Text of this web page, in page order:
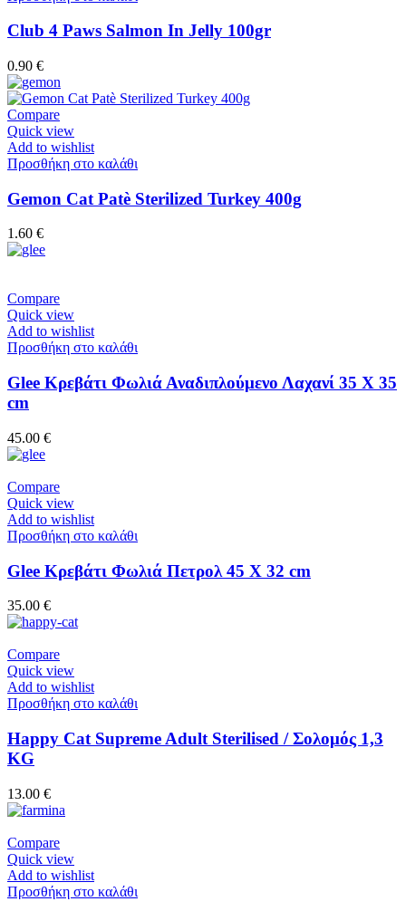
Club 4 Paws Salmon In Jelly 100gr
0.90 €
Compare
Quick view
Add to wishlist
Προσθήκη στο καλάθι
Gemon Cat Patè Sterilized Turkey 400g
1.60 €
Compare
Quick view
Add to wishlist
Προσθήκη στο καλάθι
Glee Κρεβάτι Φωλιά Αναδιπλούμενο Λαχανί 35 Χ 35
cm
45.00 €
Compare
Quick view
Add to wishlist
Προσθήκη στο καλάθι
Glee Κρεβάτι Φωλιά Πετρολ 45 Χ 32 cm
35.00 €
Compare
Quick view
Add to wishlist
Προσθήκη στο καλάθι
Happy Cat Supreme Adult Sterilised / Σολομός 1,3
KG
13.00 €
Compare
Quick view
Add to wishlist
Προσθήκη στο καλάθι